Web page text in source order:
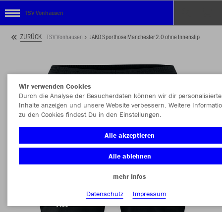
TSV Vonhausen
ZURÜCK TSV Vonhausen JAKO Sporthose Manchester 2.0 ohne Innenslip
Wir verwenden Cookies
Durch die Analyse der Besucherdaten können wir dir personalisierte
Inhalte anzeigen und unsere Website verbessern. Weitere
zu den Cookies findest Du in den Einstellungen.
Alle akzeptieren
Alle ablehnen
mehr Infos
Datenschutz
Impressum